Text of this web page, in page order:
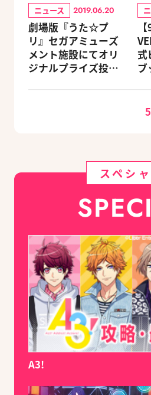
ニュース 2019.06.20
劇場版『うた☆プ
リ』セガアミューズ
メント施設にてオリ
ジナルプライズ投入
式
ブ
スペシ
A3!